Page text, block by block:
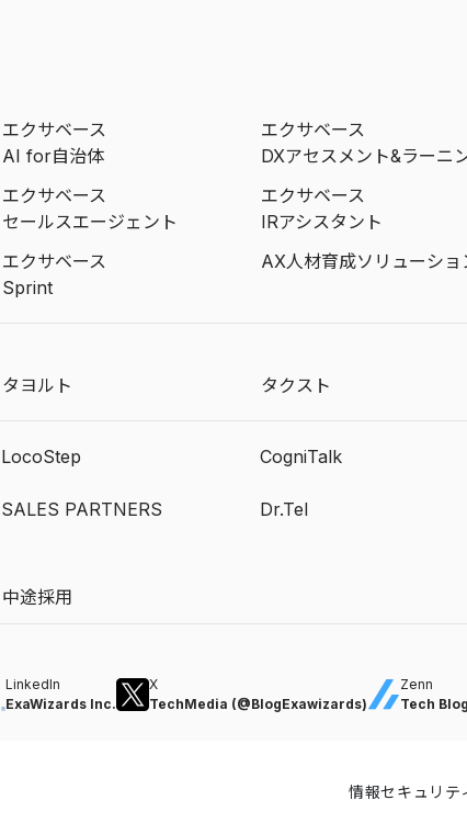
エクサベース
AI for自治体
エクサベース
DXアセスメント&ラーニ
エクサベース
セールスエージェント
エクサベース
IRアシスタント
エクサベース
Sprint
AX人材育成ソリューショ
タヨルト タクスト
LocoStep CogniTalk
SALES PARTNERS Dr.Tel
中途採用
LinkedIn
ExaWizards Inc.
X
TechMedia (@BlogExawizards)
Zenn
Tech Blog
情報セキュリテ